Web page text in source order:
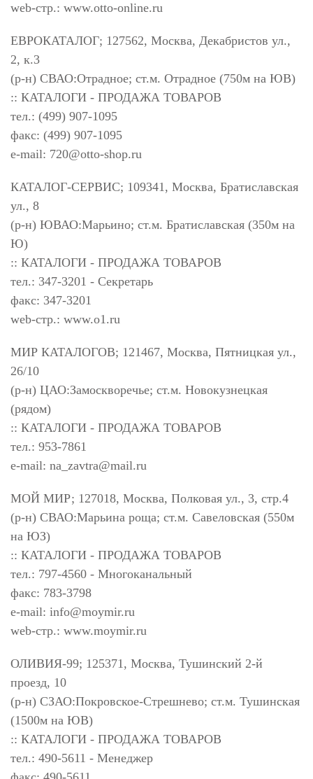
web-стр.: www.otto-online.ru
ЕВРОКАТАЛОГ; 127562, Москва, Декабристов ул.,
2, к.3
(р-н) СВАО:Отрадное; ст.м. Отрадное (750м на ЮВ)
:: КАТАЛОГИ - ПРОДАЖА ТОВАРОВ
тел.: (499) 907-1095
факс: (499) 907-1095
e-mail: 720@otto-shop.ru
КАТАЛОГ-СЕРВИС; 109341, Москва, Братиславская
ул., 8
(р-н) ЮВАО:Марьино; ст.м. Братиславская (350м на
Ю)
:: КАТАЛОГИ - ПРОДАЖА ТОВАРОВ
тел.: 347-3201 - Секретарь
факс: 347-3201
web-стр.: www.o1.ru
МИР КАТАЛОГОВ; 121467, Москва, Пятницкая ул.,
26/10
(р-н) ЦАО:Замоскворечье; ст.м. Новокузнецкая
(рядом)
:: КАТАЛОГИ - ПРОДАЖА ТОВАРОВ
тел.: 953-7861
e-mail: na_zavtra@mail.ru
МОЙ МИР; 127018, Москва, Полковая ул., 3, стр.4
(р-н) СВАО:Марьина роща; ст.м. Савеловская (550м
на ЮЗ)
:: КАТАЛОГИ - ПРОДАЖА ТОВАРОВ
тел.: 797-4560 - Многоканальный
факс: 783-3798
e-mail: info@moymir.ru
web-стр.: www.moymir.ru
ОЛИВИЯ-99; 125371, Москва, Тушинский 2-й
проезд, 10
(р-н) СЗАО:Покровское-Стрешнево; ст.м. Тушинская
(1500м на ЮВ)
:: КАТАЛОГИ - ПРОДАЖА ТОВАРОВ
тел.: 490-5611 - Менеджер